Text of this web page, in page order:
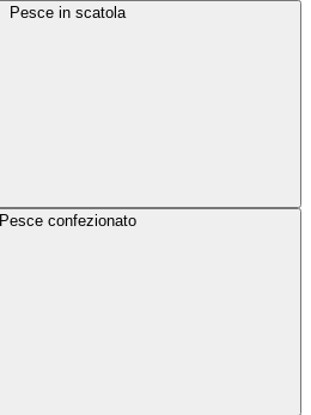
Pesce in scatola
Pesce confezionato